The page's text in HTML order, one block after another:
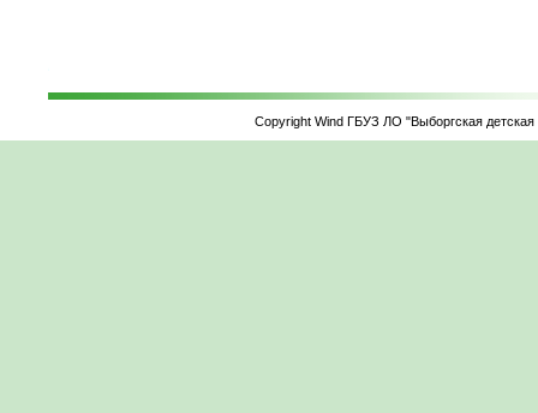
Copyright Wind ГБУЗ ЛО "Выборгская детская